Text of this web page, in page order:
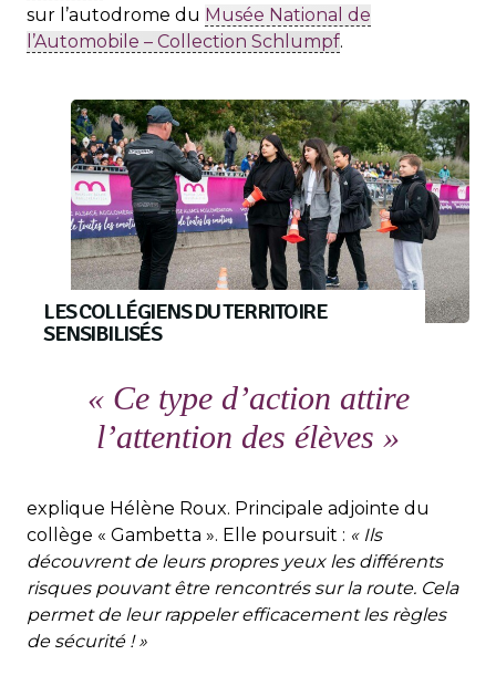
sur l’autodrome du Musée National de
l’Automobile – Collection Schlumpf.
LES COLLÉGIENS DU TERRITOIRE
SENSIBILISÉS
« Ce type d’action attire
l’attention des élèves »
explique Hélène Roux. Principale adjointe du
collège « Gambetta ». Elle poursuit : « Ils
découvrent de leurs propres yeux les différents
risques pouvant être rencontrés sur la route. Cela
permet de leur rappeler efficacement les règles
de sécurité ! »